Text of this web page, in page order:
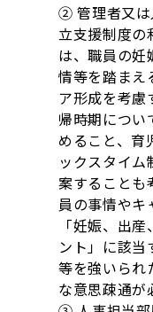
② 管理者又は
立支援制度の
は、職員の妊
情等を踏まえ
ア形成を考慮
帰時期につい
めること、育
ックスタイ
案することも
員の事情やキ
「妊娠、出
ント」に該
等を強いられ
な意思疎通が